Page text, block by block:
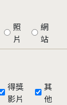
照
片
網
站
得獎
影片
其
他